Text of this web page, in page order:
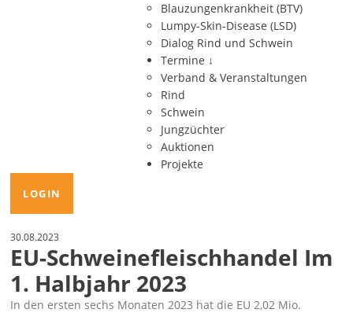
Blauzungenkrankheit (BTV)
Lumpy-Skin-Disease (LSD)
Dialog Rind und Schwein
Termine ↓
Verband & Veranstaltungen
Rind
Schwein
Jungzüchter
Auktionen
Projekte
LOGIN
30.08.2023
EU-Schweinefleischhandel Im
1. Halbjahr 2023
In den ersten sechs Monaten 2023 hat die EU 2,02 Mio.